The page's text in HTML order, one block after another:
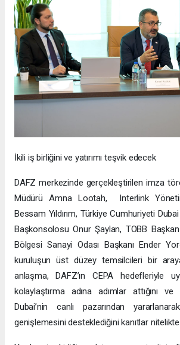
İkili iş birliğini ve yatırımı teşvik edecek
DAFZ merkezinde gerçekleştirilen imza
Müdürü Amna Lootah, Interlink
Bessam Yıldırım, Türkiye Cumhuriyeti
Başkonsolosu Onur Şaylan, TOBB Başkan
Bölgesi Sanayi Odası Başkanı Ender
kuruluşun üst düzey temsilcileri bir
anlaşma, DAFZ’ın CEPA hedefleriyle
kolaylaştırma adına adımlar attığını
Dubai’nin canlı pazarından
genişlemesini desteklediğini kanıtlar nitelikte.